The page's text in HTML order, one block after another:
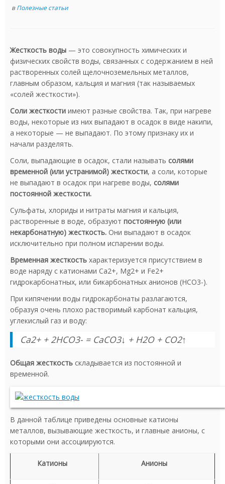
вПолезные статьи
Жесткость воды — это совокупность химических и
физических свойств воды, связанных с содержанием в ней
растворенных солей щелочноземельных металлов,
главным образом, кальция и магния (так называемых
«солей жесткости»).
Соли жесткости имеют разные свойства. Так, при нагреве
воды, некоторые из них выпадают в осадок в виде накипи,
а некоторые — не выпадают. По этому признаку их и
начали разделять.
Соли, выпадающие в осадок, стали называть солями
временной (или устранимой) жесткости, а соли, которые
не выпадают в осадок при нагреве воды, солями
постоянной жесткости.
Сульфаты, хлориды и нитраты магния и кальция,
растворенные в воде, образуют постоянную (или
некарбонатную) жесткость. Они выпадают в осадок
исключительно при полном испарении воды.
Временная жесткость характеризуется присутствием в
воде наряду с катионами Ca2+, Mg2+ и Fe2+
гидрокарбонатных, или бикарбонатных анионов (HCO3-).
При кипячении воды гидрокарбонаты разлагаются,
образуя очень плохо растворимый карбонат кальция,
углекислый газ и воду:
Ca2+ + 2HCO3- = CaCO3↓ + H2O + CO2↑
Общая жесткость складывается из постоянной и
временной.
В данной таблице приведены основные катионы
металлов, вызывающие жесткость, и главные анионы, с
которыми они ассоциируются.
Катионы Анионы